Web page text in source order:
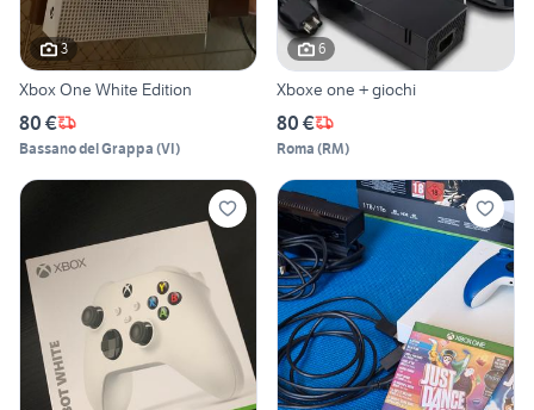
3
Xbox One White Edition
80 €
Bassano del Grappa (VI)
6
Xboxe one + giochi
80 €
Roma (RM)